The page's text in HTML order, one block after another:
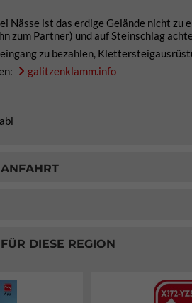
Nässe ist das erdige Gelände nicht zu
zum Partner) und auf Steinschlag
zu bezahlen,
galitzenklamm.info
DIESE REGION